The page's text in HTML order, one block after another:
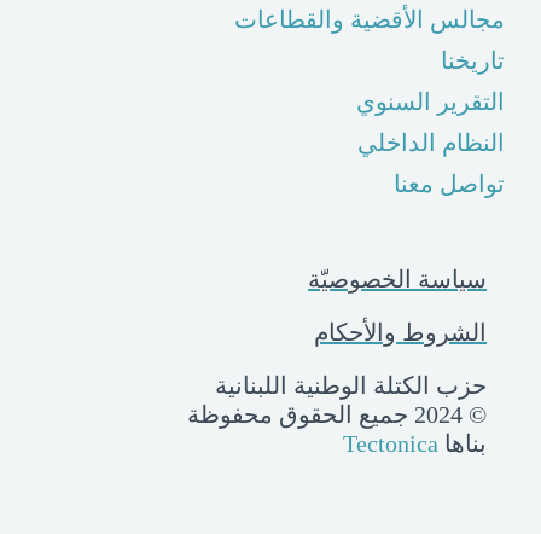
مجالس الأقضية والقطاعات
تاريخنا
التقرير السنوي
النظام الداخلي
تواصل معنا
سياسة الخصوصيّة
الشروط والأحكام
حزب الكتلة الوطنية اللبنانية
© 2024 جميع الحقوق محفوظة
بناها Tectonica